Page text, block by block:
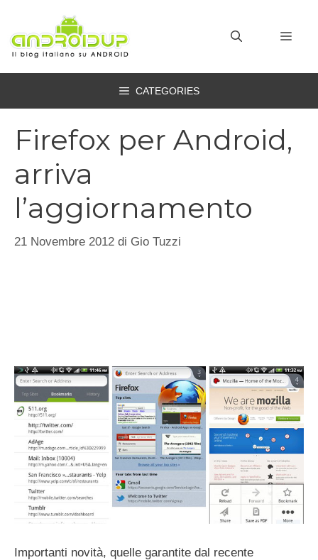
contenuto
CATEGORIES
Firefox per Android,
arriva
l’aggiornamento
21 Novembre 2012 di Gio Tuzzi
Importanti novità, quelle garantite dal recente